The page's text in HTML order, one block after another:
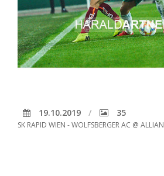
19.10.2019 35
SK RAPID WIEN - WOLFSBERGER AC @